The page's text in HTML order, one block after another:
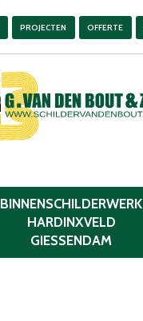
PROJECTEN OFFERTE
BINNENSCHILDERWERK
HARDINXVELD
GIESSENDAM